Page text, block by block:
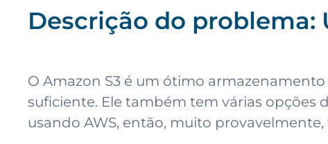
Descrição do
O Amazon S3 é um ótimo
suficiente. Ele também tem várias opções
usando AWS, então, muito